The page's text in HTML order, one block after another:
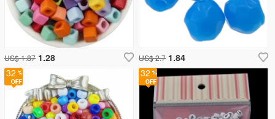
32 32
US$ 1.87 1.28 US$ 2.7 1.84